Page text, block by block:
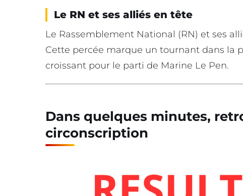
Le RN et ses alliés en tête
Le Rassemblement National (RN) et ses
Cette percée marque un tournant dans la
croissant pour le parti de Marine Le Pen.
Dans quelques minutes,
circonscription